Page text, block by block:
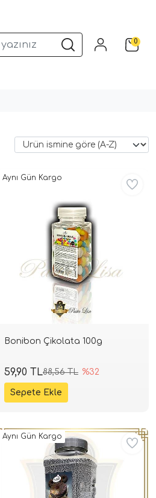
Sunum Gereçleri Kalıplar0
Bonibon Çikolata 100g
88,56 TL %32
59,90 TL
Aynı Gün Kargo
Aynı Gün Kargo